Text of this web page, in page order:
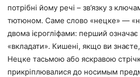
потрібні йому речі – зв’язку з
тютюном. Саме слово «нецке» —
двома ієрогліфами: перший
«вкладати». Кишені, якщо ви знаєте,
Нецке тасьмою або яскравою
прикріплювалися до носимым